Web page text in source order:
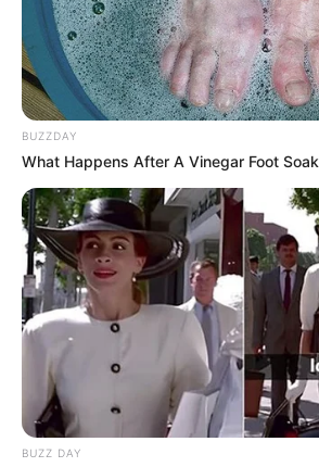
BUZZDAY
What Happens After A Vinegar Foot Soak
BUZZ DAY